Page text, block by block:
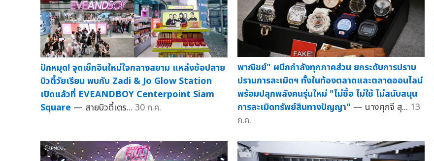
ปักหมุด! จุดเช็กอินใหม่ใจกลางสยาม แหล่งช้อปสาย
บิวตี้วัยเรียน พบกับ Zadi & Jo Glow Station
เปิดแล้วที่ EVEANDBOY Centerpoint Siam
Square — สายบิวตี้เตร... 30 ก.ค.
พาณิชย์" ผนึกกำลังทุกภาคส่วน ยกระดับการปราบ
ปรามการละเมิดฯ ทั้งในท้องตลาดและตลาดออนไลน์
พร้อมปลุกพลังคนรุ่นใหม่ "ไม่ซื้อ ไม่ใช้ ไม่สนับสนุน
การละเมิดทรัพย์สินทางปัญญา" — นางศุภจี สุ... 13
ก.ค.